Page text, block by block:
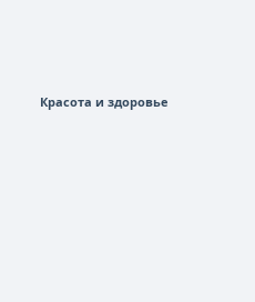
Красота и здоровье